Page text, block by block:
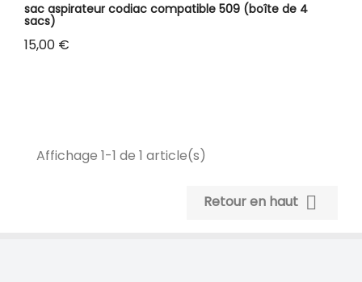
sac aspirateur codiac compatible 509 (boîte de 4
sacs)
Prix
15,00 €
Affichage 1-1 de 1 article(s)
Retour en haut 